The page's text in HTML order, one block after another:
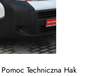
Techniczna Hak